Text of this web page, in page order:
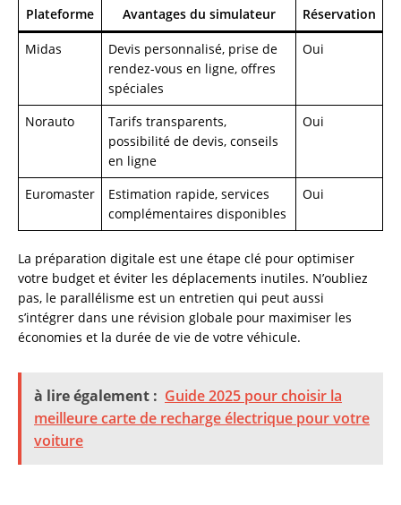
Plateforme Avantages du simulateur Réservation
Midas
Devis personnalisé, prise de
rendez-vous en ligne, offres
spéciales
Oui
Norauto
Tarifs transparents,
possibilité de devis, conseils
en ligne
Oui
Euromaster
Estimation rapide, services
complémentaires disponibles
Oui
La préparation digitale est une étape clé pour optimiser
votre budget et éviter les déplacements inutiles. N’oubliez
pas, le parallélisme est un entretien qui peut aussi
s’intégrer dans une révision globale pour maximiser les
économies et la durée de vie de votre véhicule.
à lire également : Guide 2025 pour choisir la
meilleure carte de recharge électrique pour votre
voiture